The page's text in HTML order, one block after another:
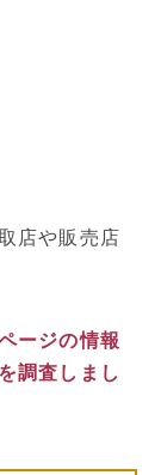
店や販売店
ージの情報
調査しまし